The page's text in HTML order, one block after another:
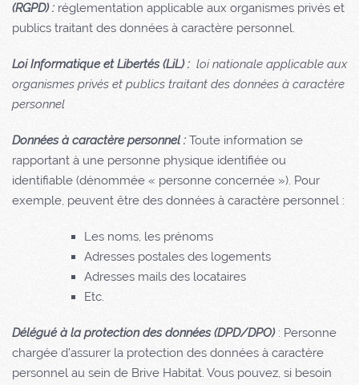
(RGPD) : réglementation applicable aux organismes privés et
publics traitant des données à caractère personnel.
Loi Informatique et Libertés (LiL) : loi nationale applicable aux
organismes privés et publics traitant des données à caractère
personnel
Données à caractère personnel : Toute information se
rapportant à une personne physique identifiée ou
identifiable (dénommée « personne concernée »). Pour
exemple, peuvent être des données à caractère personnel :
Les noms, les prénoms
Adresses postales des logements
Adresses mails des locataires
Etc.
Délégué à la protection des données (DPD/DPO): Personne
chargée d’assurer la protection des données à caractère
personnel au sein de Brive Habitat. Vous pouvez, si besoin